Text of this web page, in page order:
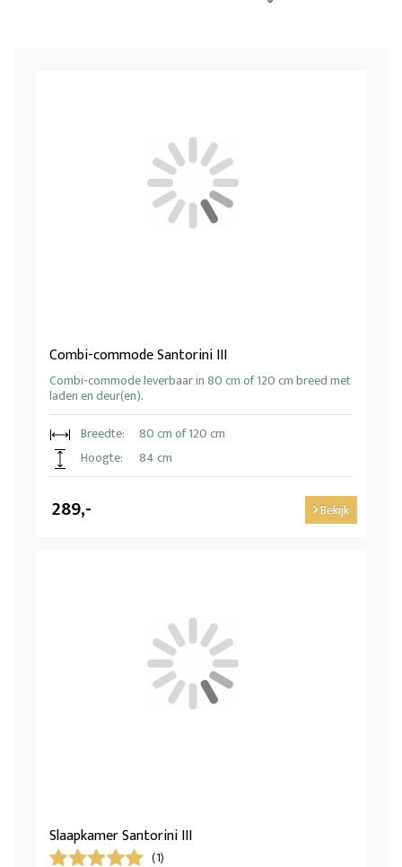
Combi-commode Santorini III
Combi-commode leverbaar in 80 cm of 120 cm breed met
laden en deur(en).
Breedte:
80 cm of 120 cm
Hoogte:
84 cm
289,- Bekijk
Slaapkamer Santorini III
(1)